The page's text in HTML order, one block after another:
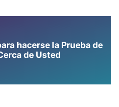
hacerse la Prueba de
de Usted